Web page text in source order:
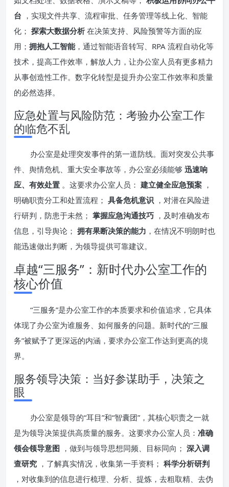
台 ，实现文件共享、流程审批、任务管理等线上化、智能
化； 探索大数据分析 在决策支持、风险预警等方面的应
用； 拥抱人工智能，通过智能语音转写、RPA 流程自动化等
技术，提高工作效率，解放人力，让办公室人员有更多精力
从事创造性工作。数字化转型是提升办公室工作效率和质量
的必然选择。
应急处置与风险防范：考验办公室工作
的临危不乱
办公室是处理突发事件的第一道防线。面对突发公共事
件、舆情危机、重大安全事故等，办公室必须能够 迅速响
应、有效处置 。这要求办公室人员： 建立健全应急预案 ，
明确职责分工和处置流程； 具备危机意识 ，对潜在风险进
行研判，防患于未然； 掌握应急沟通技巧 ，及时准确发布
信息，引导舆论； 拥有果断决策的能力 ，在情况不明朗时也
能迅速做出判断，为领导提供可靠建议。
卓越“三服务”：新时代办公室工作的
核心价值
“三服务”是办公室工作的本质要求和价值追求，它具体
体现了办公室为谁服务、如何服务的问题。新时代的“三服
务”被赋予了更深远的内涵，要求办公室工作达到更高的境
界。
服务领导决策：当好参谋助手，决策之
眼
办公室是领导的“耳目”和“智囊团”，其核心职责之一就
是为领导决策提供高质量的服务。这要求办公室人员： 准确
领会领导意图 ，做到与领导思想同频、目标同向； 深入调
查研究 ，了解真实情况，收集第一手资料； 科学分析研判
，对收集到的信息进行梳理、分析、提炼，去粗取精、去伪